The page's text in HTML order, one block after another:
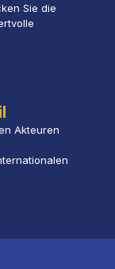
Sie die
Akteuren